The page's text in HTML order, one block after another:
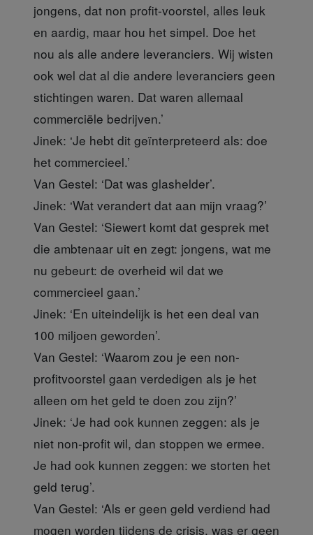
jongens, dat non profit-voorstel, alles leuk
en aardig, maar hou het simpel. Doe het
nou als alle andere leveranciers. Wij wisten
ook wel dat al die andere leveranciers geen
stichtingen waren. Dat waren allemaal
commerciële bedrijven.’
Jinek: ‘Je hebt dit geïnterpreteerd als: doe
het commercieel.’
Van Gestel: ‘Dat was glashelder’.
Jinek: ‘Wat verandert dat aan mijn vraag?’
Van Gestel: ‘Siewert komt dat gesprek met
die ambtenaar uit en zegt: jongens, wat me
nu gebeurt: de overheid wil dat we
commercieel gaan.’
Jinek: ‘En uiteindelijk is het een deal van
100 miljoen geworden’.
Van Gestel: ‘Waarom zou je een non-
profitvoorstel gaan verdedigen als je het
alleen om het geld te doen zou zijn?’
Jinek: ‘Je had ook kunnen zeggen: als je
niet non-profit wil, dan stoppen we ermee.
Je had ook kunnen zeggen: we storten het
geld terug’.
Van Gestel: ‘Als er geen geld verdiend had
mogen worden tijdens de crisis, was er geen